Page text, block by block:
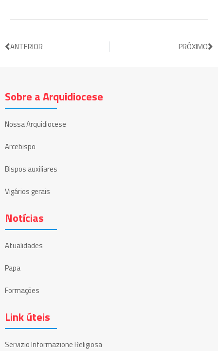
ANTERIOR PRÓXIMO
Sobre a Arquidiocese
Nossa Arquidiocese
Arcebispo
Bispos auxiliares
Vigários gerais
Notícias
Atualidades
Papa
Formações
Link úteis
Servizio Informazione Religiosa